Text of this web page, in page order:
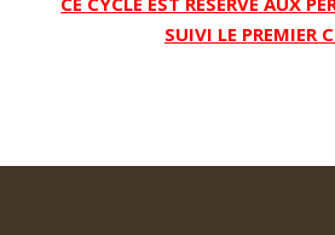
SUIVI LE PREMIER